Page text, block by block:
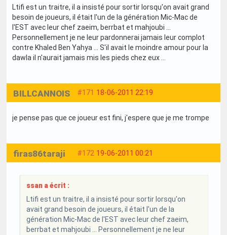
Ltifi est un traitre, il a insisté pour sortir lorsqu'on avait grand
besoin de joueurs, il était l'un de la génération Mic-Mac de
l'EST avec leur chef zaeim, berrbat et mahjoubi ...
Personnellement je ne leur pardonnerai jamais leur complot
contre Khaled Ben Yahya ... S'il avait le moindre amour pour la
dawla il n'aurait jamais mis les pieds chez eux ...
#171 18-06-2011 22:19
BILLCANNOIS
je pense pas que ce joueur est fini, j'espere que je me trompe
#172 19-06-2011 00:21
firas86taraji
ssan a écrit :
Ltifi est un traitre, il a insisté pour sortir lorsqu'on
avait grand besoin de joueurs, il était l'un de la
génération Mic-Mac de l'EST avec leur chef zaeim,
berrbat et mahjoubi ... Personnellement je ne leur